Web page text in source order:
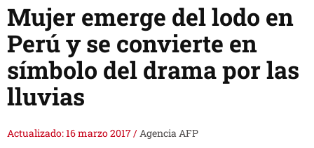
Mujer emerge del lodo en
Perú y se convierte en
símbolo del drama por las
lluvias
Actualizado: 16 marzo 2017/Agencia AFP